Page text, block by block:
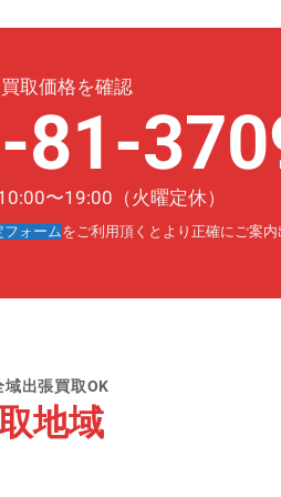
取価格を確認
81-
〜19:00（火曜定休）
フォームをご利用頂くとより正確にご案内
域出張買取OK
地域